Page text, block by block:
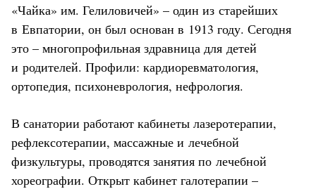
«Чайка» им. Гелиловичей» – один из старейших
в Евпатории, он был основан в 1913 году. Сегодня
это – многопрофильная здравница для детей
и родителей. Профили: кардиоревматология,
ортопедия, психоневрология, нефрология.
В санатории работают кабинеты лазеротерапии,
рефлексотерапии, массажные и лечебной
физкультуры, проводятся занятия по лечебной
хореографии. Открыт кабинет галотерапии –